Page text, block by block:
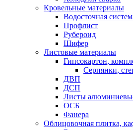
Кровельные материалы
Водосточная
Профлист
Рубероид
Шифер
Листовые материалы
Гипсокартон,
Серпянки,
ДВП
ДСП
Листы
ОСБ
Фанера
Облицовочная плитка,